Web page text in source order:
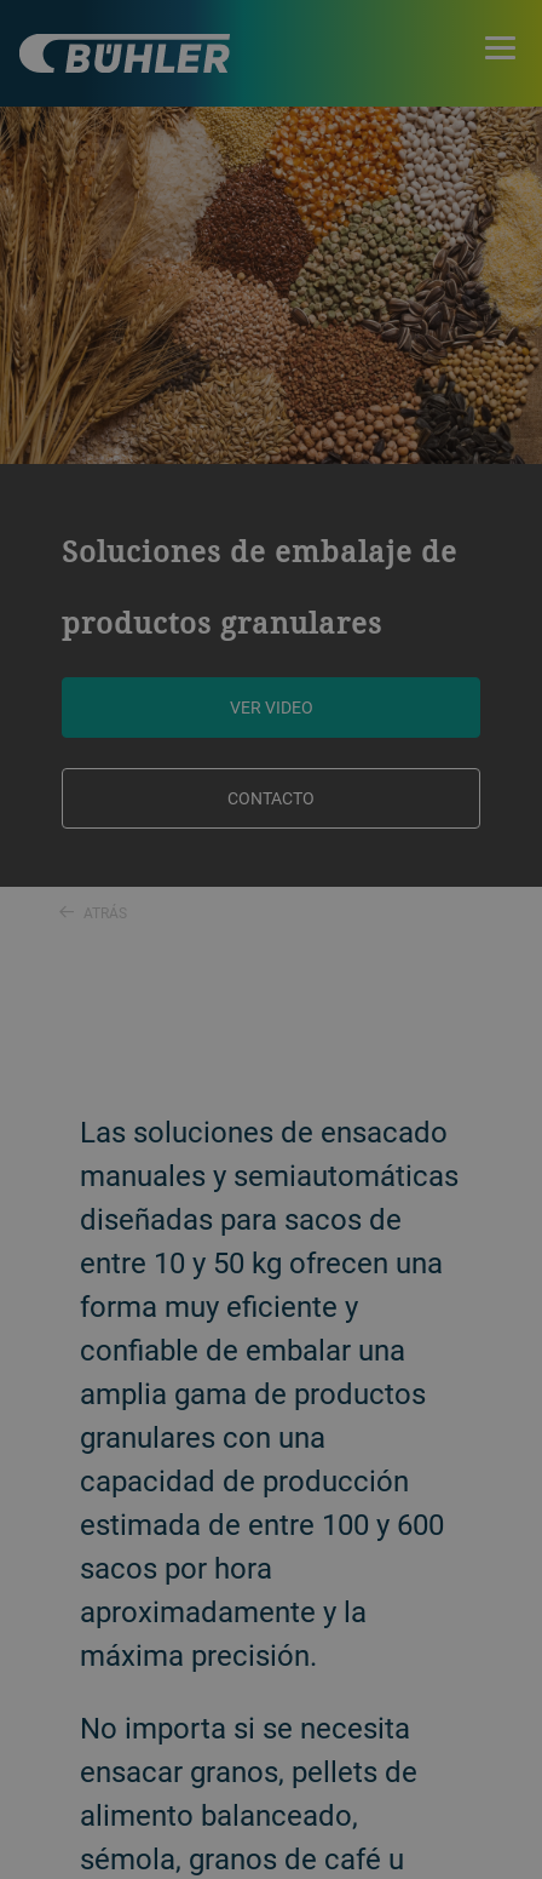
Soluciones de embalaje de
productos granulares
VER VIDEO
CONTACTO
ATRÁS
Las soluciones de ensacado
manuales y semiautomáticas
diseñadas para sacos de
entre 10 y 50 kg ofrecen una
forma muy eficiente y
confiable de embalar una
amplia gama de productos
granulares con una
capacidad de producción
estimada de entre 100 y 600
sacos por hora
aproximadamente y la
máxima precisión.
No importa si se necesita
ensacar granos, pellets de
alimento balanceado,
sémola, granos de café u